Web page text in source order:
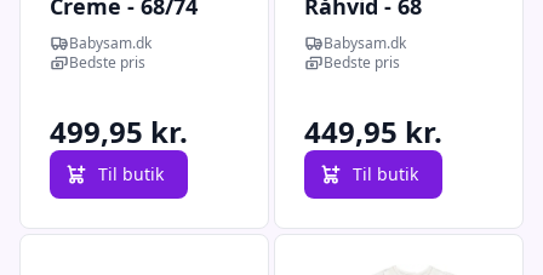
Creme - 68/74
Babysam.dk
Bedste pris
499,95 kr.
Til butik
Råhvid - 68
Babysam.dk
Bedste pris
449,95 kr.
Til butik